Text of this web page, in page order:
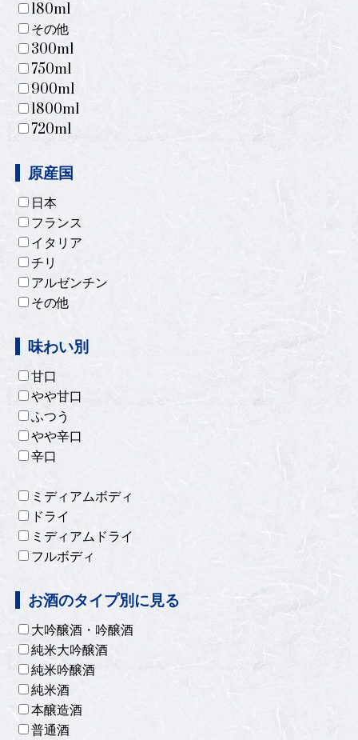
180ml
その他
300ml
750ml
900ml
1800ml
720ml
原産国
日本
フランス
イタリア
チリ
アルゼンチン
その他
味わい別
甘口
やや甘口
ふつう
やや辛口
辛口
ミディアムボディ
ドライ
ミディアムドライ
フルボディ
お酒のタイプ別に見る
大吟醸酒・吟醸酒
純米大吟醸酒
純米吟醸酒
純米酒
本醸造酒
普通酒